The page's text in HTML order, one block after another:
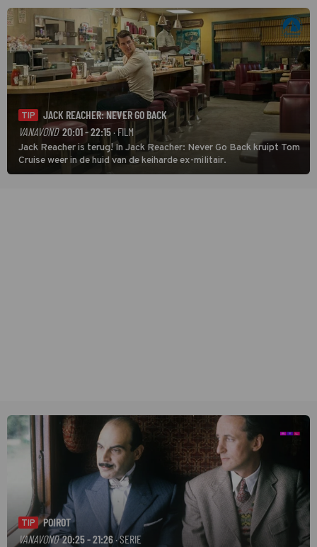
TIP
JACK REACHER: NEVER GO BACK
VANAVOND 20:01 - 22:15· FILM
Jack Reacher is terug! In Jack Reacher: Never Go Back kruipt Tom
Cruise weer in de huid van de keiharde ex-militair.
TIP
POIROT
VANAVOND 20:25 - 21:26 · SERIE